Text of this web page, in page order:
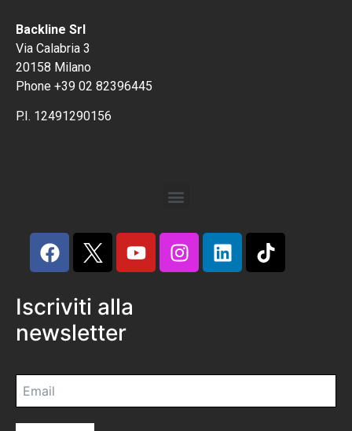
Backline Srl
Via Calabria 3
20158 Milano
Phone +39 02 82396445
P.I. 12491290156
Iscriviti alla
newsletter